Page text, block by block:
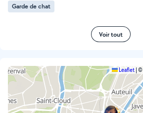
Garde de chat
Voir tout
Leaflet ©